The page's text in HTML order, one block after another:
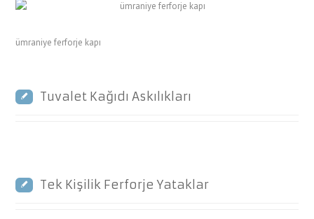
ümraniye ferforje kapı
Tuvalet Kağıdı Askılıkları
Tek Kişilik Ferforje Yataklar